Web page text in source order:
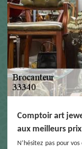
Comptoir art
aux meilleurs
N’hésitez pas pour